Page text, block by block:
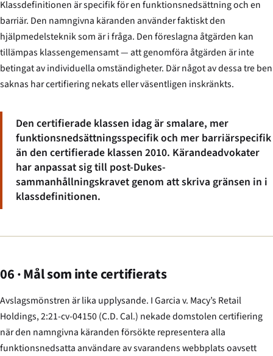
Klassdefinitionen är specifik för en funktionsnedsättning och en
barriär. Den namngivna käranden använder faktiskt den
hjälpmedelsteknik som är i fråga. Den föreslagna åtgärden kan
tillämpas klassen­gemensamt — att genomföra åtgärden är inte
betingat av individuella omständigheter. Där något av dessa tre ben
saknas har certifiering nekats eller väsentligen inskränkts.
Den certifierade klassen idag är smalare, mer
funktionsnedsättnings­specifik och mer barriärspecifik
än den certifierade klassen 2010. Kärande­advokater
har anpassat sig till post-Dukes-
sammanhållnings­kravet genom att skriva gränsen in i
klassdefinitionen.
06 · Mål som inte certifierats
Avslags­mönstren är lika upplysande. IGarcia v. Macy’s Retail
Holdings, 2:21-cv-04150 (C.D. Cal.) nekade domstolen certifiering
när den namngivna käranden försökte representera alla
funktionsnedsatta användare av svarandens webbplats oavsett